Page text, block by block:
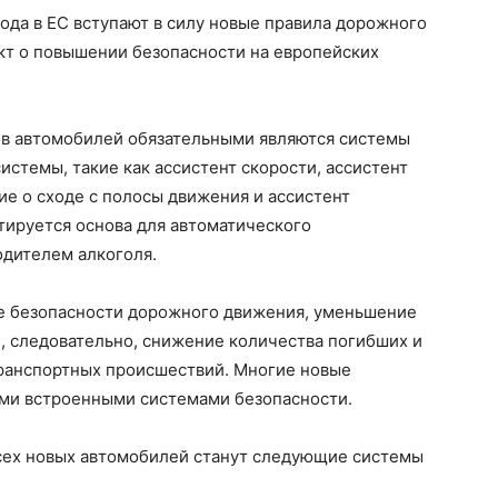
в ЕС вступают в силу новые правила дорожного
о повышении безопасности на европейских
автомобилей обязательными являются системы
такие как ассистент скорости, ассистент
о сходе с полосы движения и ассистент
основа для автоматического
алкоголя.
дорожного движения, уменьшение
снижение количества погибших и
происшествий. Многие новые
встроенными системами безопасности.
новых автомобилей станут следующие системы